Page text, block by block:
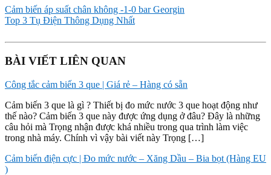
Cảm biến áp suất chân không -1-0 bar Georgin
Top 3 Tụ Điện Thông Dụng Nhất
BÀI VIẾT LIÊN QUAN
Công tắc cảm biến 3 que | Giá rẻ – Hàng có sẵn
Cảm biến 3 que là gì ? Thiết bị đo mức nước 3 que hoạt động như
thế nào? Cảm biến 3 que này được ứng dụng ở đâu? Đây là những
câu hỏi mà Trọng nhận được khá nhiều trong qua trình làm việc
trong nhà máy. Chính vì vậy bài viết này Trọng […]
Cảm biến điện cực | Đo mức nước – Xăng Dầu – Bia bọt (Hàng EU
)